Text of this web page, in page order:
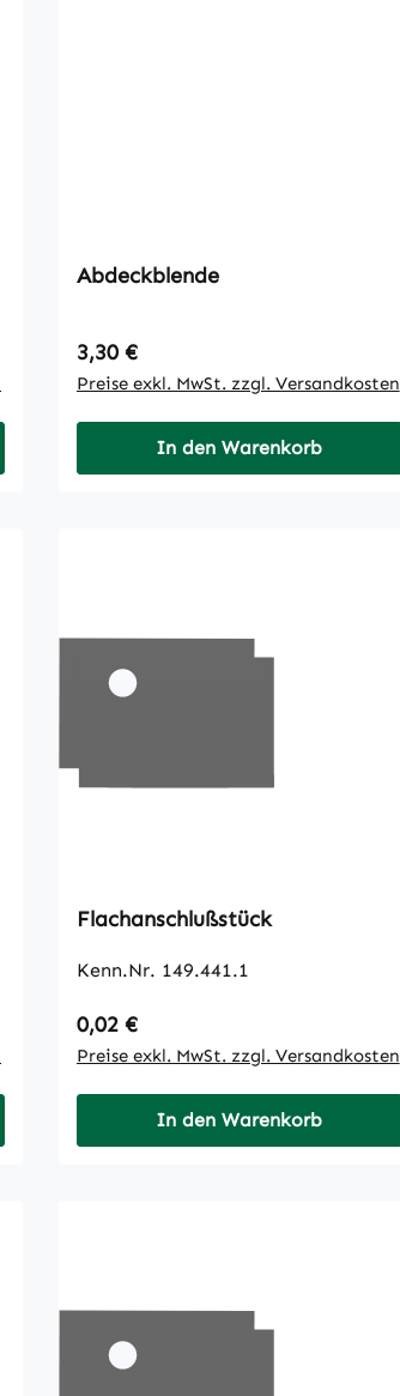
Abdeckblende
Regulärer Preis:
3,30 €
Preise exkl. MwSt. zzgl. Versandkosten
In den Warenkorb
Flachanschlußstück
Kenn.Nr. 149.441.1
Regulärer Preis:
0,02 €
Preise exkl. MwSt. zzgl. Versandkosten
In den Warenkorb